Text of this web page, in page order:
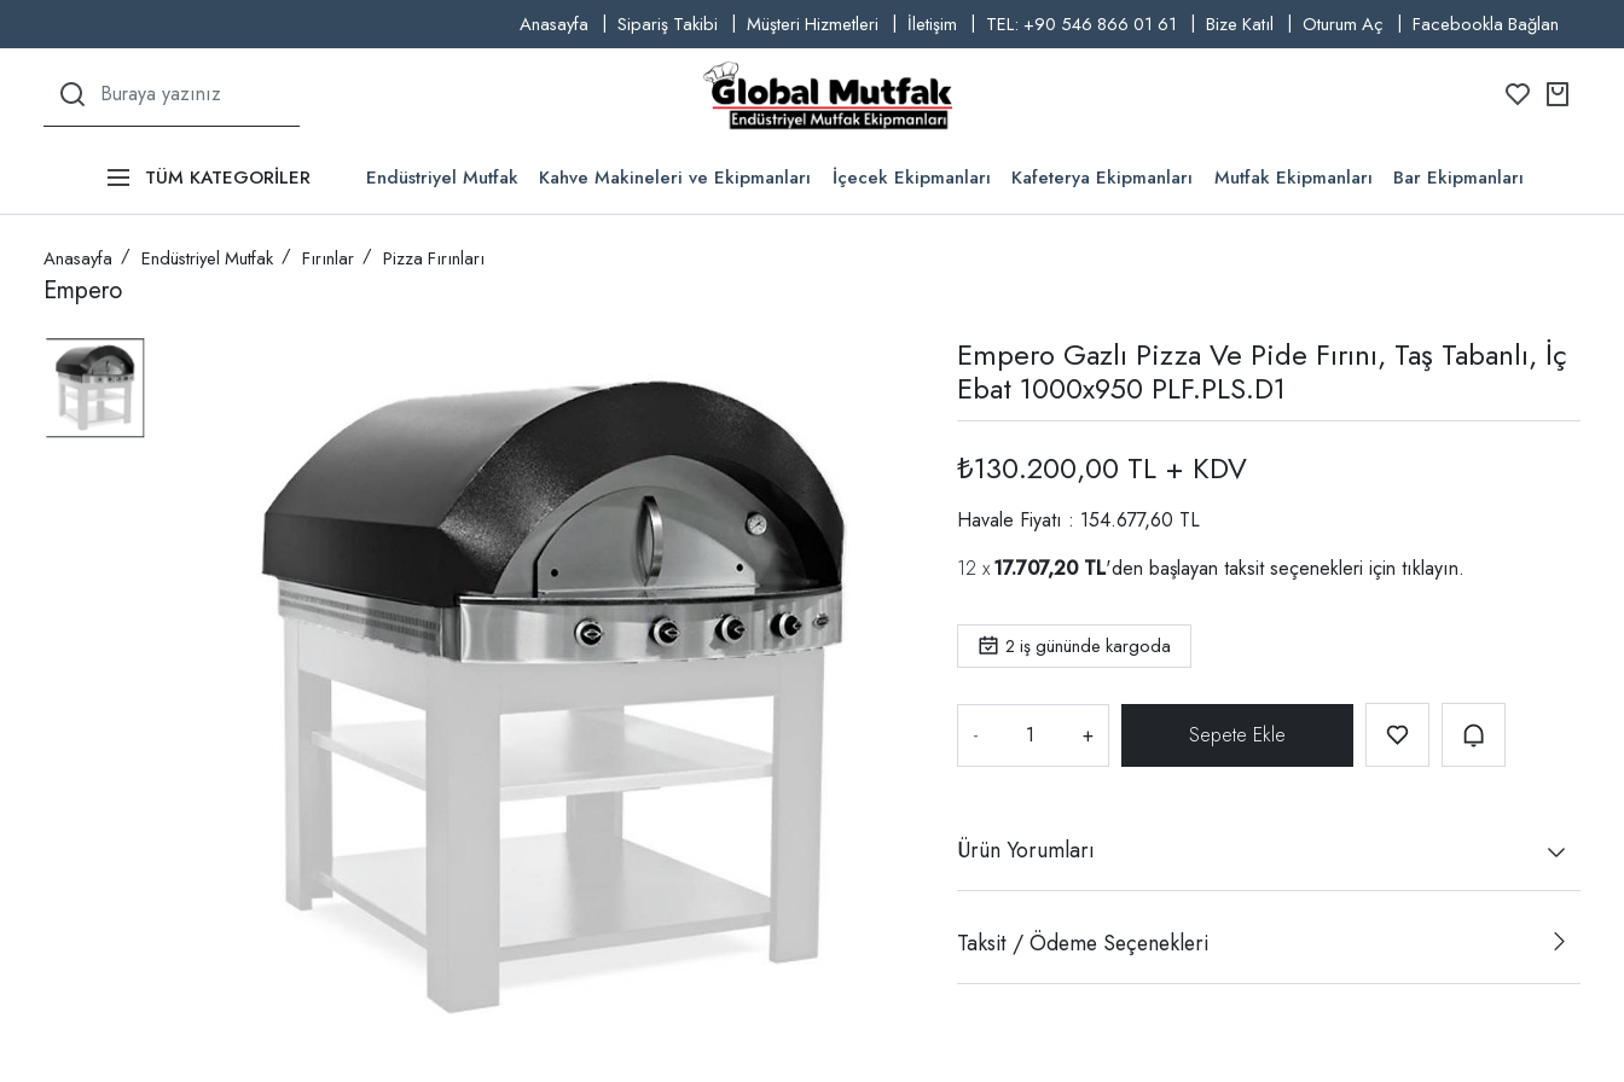
Anasayfa Sipariş Takibi Müşteri Hizmetleri İletişim TEL: +90 546 866 01 61 Bize Katıl Oturum Aç Facebookla Bağlan
TÜM KATEGORİLER Endüstriyel Mutfak Kahve Makineleri ve Ekipmanları İçecek Ekipmanları Kafeterya Ekipmanları Mutfak Ekipmanları Bar Ekipmanları
Anasayfa Endüstriyel Mutfak Fırınlar Pizza Fırınları
Empero
Empero Gazlı Pizza Ve Pide Fırını, Taş Tabanlı, İç
Ebat 1000x950 PLF.PLS.D1
₺130.200,00 TL + KDV
Havale Fiyatı : 154.677,60 TL
17.707,20 TL'den başlayan taksit seçenekleri için tıklayın.
2 iş gününde kargoda
- +
Ürün Yorumları
Taksit / Ödeme Seçenekleri